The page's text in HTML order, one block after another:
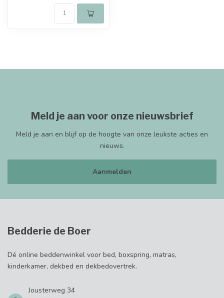
Meld je aan voor onze nieuwsbrief
Meld je aan en blijf op de hoogte van onze leukste acties en
nieuws.
Aanmelden
Bedderie de Boer
Dé online beddenwinkel voor bed, boxspring, matras,
kinderkamer, dekbed en dekbedovertrek.
Jousterweg 34